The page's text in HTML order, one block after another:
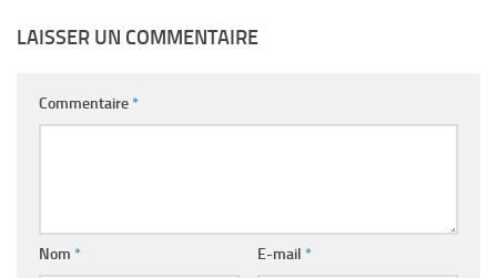
LAISSER UN COMMENTAIRE
Commentaire*
Nom * E-mail *